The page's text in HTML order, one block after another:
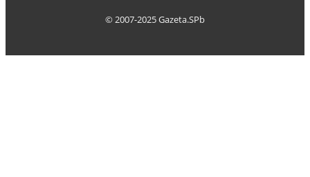
© 2007-2025 Gazeta.SPb